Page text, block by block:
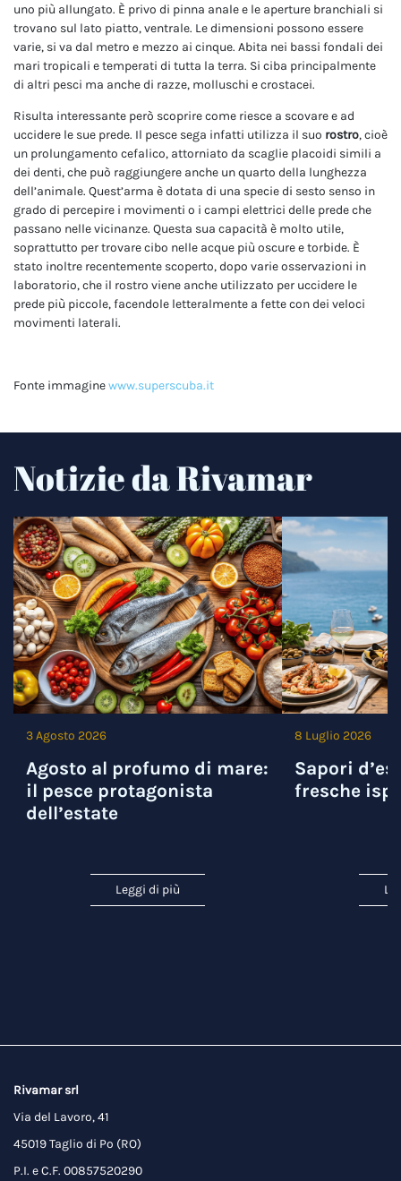
uno più allungato. È privo di pinna anale e le aperture branchiali si
trovano sul lato piatto, ventrale. Le dimensioni possono essere
varie, si va dal metro e mezzo ai cinque. Abita nei bassi fondali dei
mari tropicali e temperati di tutta la terra. Si ciba principalmente
di altri pesci ma anche di razze, molluschi e crostacei.
Risulta interessante però scoprire come riesce a scovare e ad
uccidere le sue prede. Il pesce sega infatti utilizza il suo rostro, cioè
un prolungamento cefalico, attorniato da scaglie placoidi simili a
dei denti, che può raggiungere anche un quarto della lunghezza
dell’animale. Quest’arma è dotata di una specie di sesto senso in
grado di percepire i movimenti o i campi elettrici delle prede che
passano nelle vicinanze. Questa sua capacità è molto utile,
soprattutto per trovare cibo nelle acque più oscure e torbide. È
stato inoltre recentemente scoperto, dopo varie osservazioni in
laboratorio, che il rostro viene anche utilizzato per uccidere le
prede più piccole, facendole letteralmente a fette con dei veloci
movimenti laterali.
Fonte immaginewww.superscuba.it
Notizie da Rivamar
3 Agosto 2026
Agosto al profumo di mare:
il pesce protagonista
dell’estate
Leggi di più
8 Luglio 2026
Sapori
fresche
Rivamar srl
Via del Lavoro, 41
45019 Taglio di Po (RO)
P.I. e C.F. 00857520290